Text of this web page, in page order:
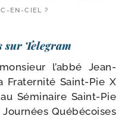
EN-CIEL ?
sur Telegram
l’ab­bé Jean-​
Fraternité Saint-​Pie X
Séminaire Saint-​Pie
Journées Québécoises